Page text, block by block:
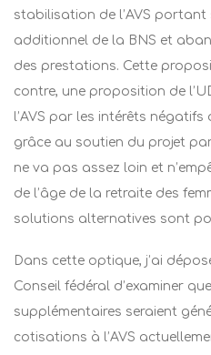
stabilisation de l’AVS
additionnel de la BNS et
des prestations. Cette
contre, une proposition de
l’AVS par les intérêts
grâce au soutien du projet
ne va pas assez loin et
de l’âge de la retraite des
solutions alternatives sont
Dans cette optique, j’ai
Conseil fédéral d’examiner
supplémentaires seraient
cotisations à l’AVS